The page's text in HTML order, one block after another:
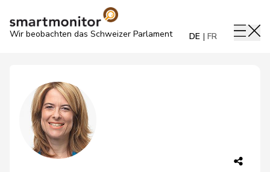
Wir beobachten das Schweizer Parlament DE FR